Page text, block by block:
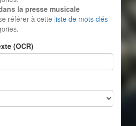
la presse musicale
référer à cette liste de mots clés
(OCR)